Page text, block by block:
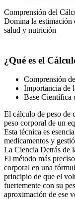
Comprensión del
Domina la estimación
salud y nutrición
¿Qué es el
Comprensión
Importancia de
Base Científica
El cálculo de peso de
peso corporal de un
Esta técnica es
medicamentos y
La Ciencia Detrás de
El método más
corporal en una
principio de que el
fuertemente con su
aproximación de ese